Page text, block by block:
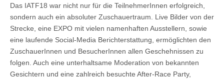
Das IATF18 war nicht nur für die TeilnehmerInnen erfolgreich,
sondern auch ein absoluter Zuschauertraum. Live Bilder von der
Strecke, eine EXPO mit vielen namenhaften Ausstellern, sowie
eine laufende Social-Media Berichterstattung, ermöglichten den
ZuschauerInnen und BesucherInnen allen Geschehnissen zu
folgen. Auch eine unterhaltsame Moderation von bekannten
Gesichtern und eine zahlreich besuchte After-Race Party,